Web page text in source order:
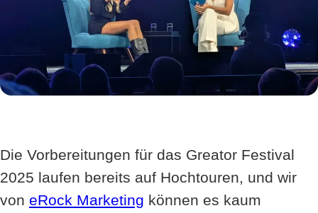
Die Vorbereitungen für das Greator Festival
2025 laufen bereits auf Hochtouren, und wir
von eRock Marketing können es kaum